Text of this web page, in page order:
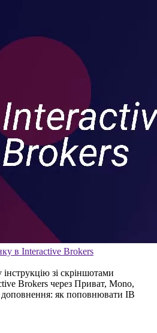
в Interactive Brokers
зі скріншотами
Brokers через Приват, Mono,
як поповнювати IB